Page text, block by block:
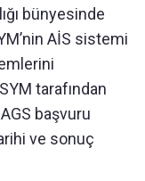
bünyesinde
AİS sistemi
tarafından
başvuru
ve sonuç